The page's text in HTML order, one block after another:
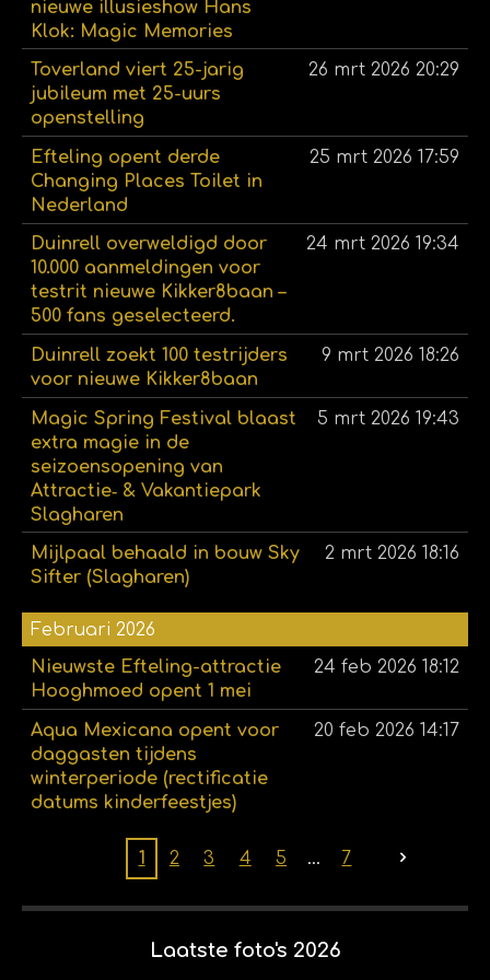
nieuwe illusieshow Hans
Klok: Magic Memories
Toverland viert 25-jarig
jubileum met 25-uurs
openstelling
26 mrt 2026 20:29
Efteling opent derde
Changing Places Toilet in
Nederland
25 mrt 2026 17:59
Duinrell overweldigd door
10.000 aanmeldingen voor
testrit nieuwe Kikker8baan –
500 fans geselecteerd.
24 mrt 2026 19:34
Duinrell zoekt 100 testrijders
voor nieuwe Kikker8baan
9 mrt 2026 18:26
Magic Spring Festival blaast
extra magie in de
seizoensopening van
Attractie‑ & Vakantiepark
Slagharen
5 mrt 2026 19:43
Mijlpaal behaald in bouw Sky
Sifter (Slagharen)
2 mrt 2026 18:16
Februari 2026
Nieuwste Efteling-attractie
Hooghmoed opent 1 mei
24 feb 2026 18:12
Aqua Mexicana opent voor
daggasten tijdens
winterperiode (rectificatie
datums kinderfeestjes)
20 feb 2026 14:17
1 2 3 4 5 7
Laatste foto's 2026